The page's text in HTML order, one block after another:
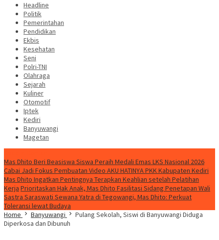
Headline
Politik
Pemerintahan
Pendidikan
Ekbis
Kesehatan
Seni
Polri-TNI
Olahraga
Sejarah
Kuliner
Otomotif
Iptek
Kediri
Banyuwangi
Magetan
Mas Dhito Beri Beasiswa Siswa Peraih Medali Emas LKS Nasional 2026
Cabai Jadi Fokus Pembuatan Video AKU HATINYA PKK Kabupaten Kediri
Mas Dhito Ingatkan Pentingnya Terapkan Keahlian setelah Pelatihan
Kerja Prioritaskan Hak Anak, Mas Dhito Fasilitasi Sidang Penetapan Wali
Sastra Saraswati Sewana Yatra di Tegowangi, Mas Dhito: Perkuat
Toleransi lewat Budaya
Home
Banyuwangi
Pulang Sekolah, Siswi di Banyuwangi Diduga
Diperkosa dan Dibunuh